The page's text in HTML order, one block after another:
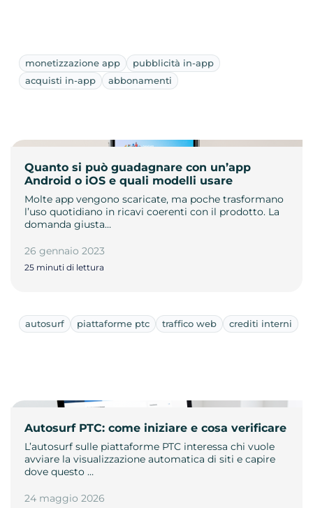
monetizzazione app
pubblicità in-app
acquisti in-app
abbonamenti
Quanto si può guadagnare con un’app
Android o iOS e quali modelli usare
Molte app vengono scaricate, ma poche trasformano
l’uso quotidiano in ricavi coerenti con il prodotto. La
domanda giusta…
26 gennaio 2023
25 minuti di lettura
autosurf piattaforme ptc traffico web crediti interni
Autosurf PTC: come iniziare e cosa verificare
L’autosurf sulle piattaforme PTC interessa chi vuole
avviare la visualizzazione automatica di siti e capire
dove questo …
24 maggio 2026